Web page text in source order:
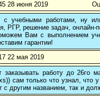
28 июня 2019
учебными работами, ну
РГР, решение задач,
Вам с выполнением
гарантии!
22 мая 2019
заказывать работу до 26го
сам только что узнал, что
с другим названием, так и